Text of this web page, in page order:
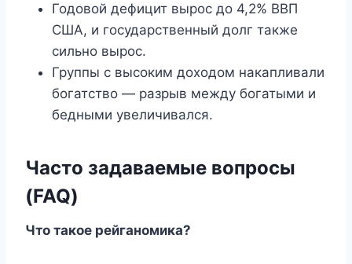
Годовой дефицит вырос до 4,2% ВВП
США, и государственный долг также
сильно вырос.
Группы с высоким доходом накапливали
богатство — разрыв между богатыми и
бедными увеличивался.
Часто задаваемые вопросы
(FAQ)
Что такое рейганомика?